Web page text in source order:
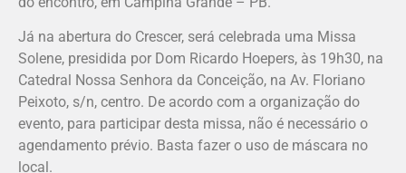
Já na abertura do Crescer, será celebrada uma Missa
Solene, presidida por Dom Ricardo Hoepers, às 19h30, na
Catedral Nossa Senhora da Conceição, na Av. Floriano
Peixoto, s/n, centro. De acordo com a organização do
evento, para participar desta missa, não é necessário o
agendamento prévio. Basta fazer o uso de máscara no
local.